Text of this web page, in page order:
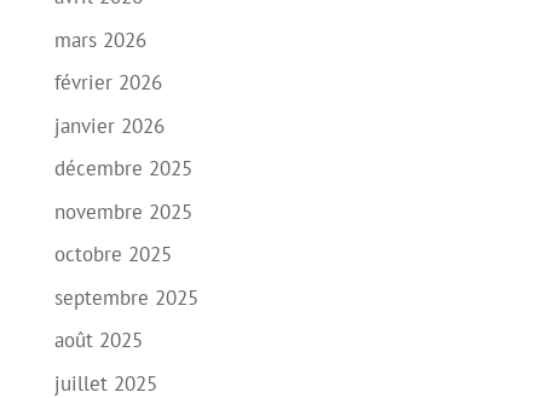
mars 2026
février 2026
janvier 2026
décembre 2025
novembre 2025
octobre 2025
septembre 2025
août 2025
juillet 2025